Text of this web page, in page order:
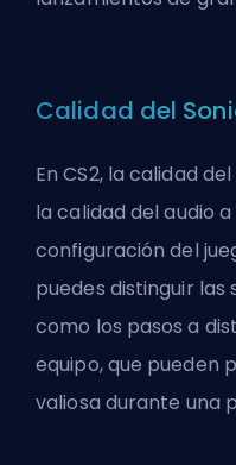
Calidad del
En CS2, la calidad
la calidad del audio
configuración del
puedes distinguir las
como los pasos a
equipo, que pueden
valiosa durante una